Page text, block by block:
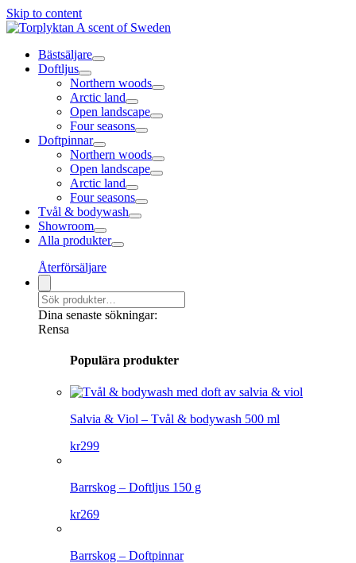
Skip to content
Bästsäljare
Doftljus
Northern woods
Arctic land
Open landscape
Four seasons
Doftpinnar
Northern woods
Open landscape
Arctic land
Four seasons
Tvål & bodywash
Showroom
Alla produkter
Återförsäljare
Dina senaste sökningar:
Rensa
Populära produkter
Salvia & Viol – Tvål & bodywash 500 ml
kr299
Barrskog – Doftljus 150 g
kr269
Barrskog – Doftpinnar